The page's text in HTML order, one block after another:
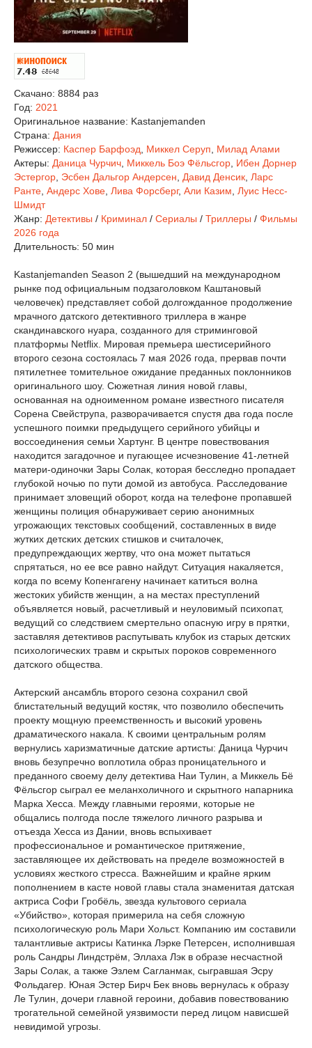
Скачано: 8884 раз
Год: 2021
Оригинальное название: Kastanjemanden
Страна: Дания
Режиссер: Каспер Барфоэд Миккел Серуп
Милад Алами
Актеры: Даница Чурчич Миккель Боэ Фёльсгор Ибен Дорнер
Эстергор Эсбен Дальгор Андерсен Давид Денсик Ларс
Ранте Андерс Хове Лива Форсберг, Али Казим Луис Несс-
Шмидт
Жанр: Детективы / Криминал / Сериалы / Триллеры / Фильмы
2026 года
Длительность: 50 мин
Kastanjemanden Season 2 (вышедший на международном
рынке под официальным подзаголовком Каштановый
человечек) представляет собой долгожданное продолжение
мрачного датского детективного триллера в жанре
скандинавского нуара, созданного для стриминговой
платформы Netflix. Мировая премьера шестисерийного
второго сезона состоялась 7 мая 2026 года, прервав почти
пятилетнее томительное ожидание преданных поклонников
оригинального шоу. Сюжетная линия новой главы,
основанная на одноименном романе известного писателя
Сорена Свейструпа, разворачивается спустя два года после
успешного поимки предыдущего серийного убийцы и
воссоединения семьи Хартунг. В центре повествования
находится загадочное и пугающее исчезновение 41-летней
матери-одиночки Зары Солак, которая бесследно пропадает
глубокой ночью по пути домой из автобуса. Расследование
принимает зловещий оборот, когда на телефоне пропавшей
женщины полиция обнаруживает серию анонимных
угрожающих текстовых сообщений, составленных в виде
жутких детских детских стишков и считалочек,
предупреждающих жертву, что она может пытаться
спрятаться, но ее все равно найдут. Ситуация накаляется,
когда по всему Копенгагену начинает катиться волна
жестоких убийств женщин, а на местах преступлений
объявляется новый, расчетливый и неуловимый психопат,
ведущий со следствием смертельно опасную игру в прятки,
заставляя детективов распутывать клубок из старых детских
психологических травм и скрытых пороков современного
датского общества.
Актерский ансамбль второго сезона сохранил свой
блистательный ведущий костяк, что позволило обеспечить
проекту мощную преемственность и высокий уровень
драматического накала. К своими центральным ролям
вернулись харизматичные датские артисты: Даница Чурчич
вновь безупречно воплотила образ проницательного и
преданного своему делу детектива Наи Тулин, а Миккель Бё
Фёльсгор сыграл ее меланхоличного и скрытного напарника
Марка Хесса. Между главными героями, которые не
общались полгода после тяжелого личного разрыва и
отъезда Хесса из Дании, вновь вспыхивает
профессиональное и романтическое притяжение,
заставляющее их действовать на пределе возможностей в
условиях жесткого стресса. Важнейшим и крайне ярким
пополнением в касте новой главы стала знаменитая датская
актриса Софи Гробёль, звезда культового сериала
«Убийство», которая примерила на себя сложную
психологическую роль Мари Хольст. Компанию им составили
талантливые актрисы Катинка Лэрке Петерсен, исполнившая
роль Сандры Линдстрём, Эллаха Лэк в образе несчастной
Зары Солак, а также Эзлем Сагланмак, сыгравшая Эсру
Фольдагер. Юная Эстер Бирч Бек вновь вернулась к образу
Ле Тулин, дочери главной героини, добавив повествованию
трогательной семейной уязвимости перед лицом нависшей
невидимой угрозы.